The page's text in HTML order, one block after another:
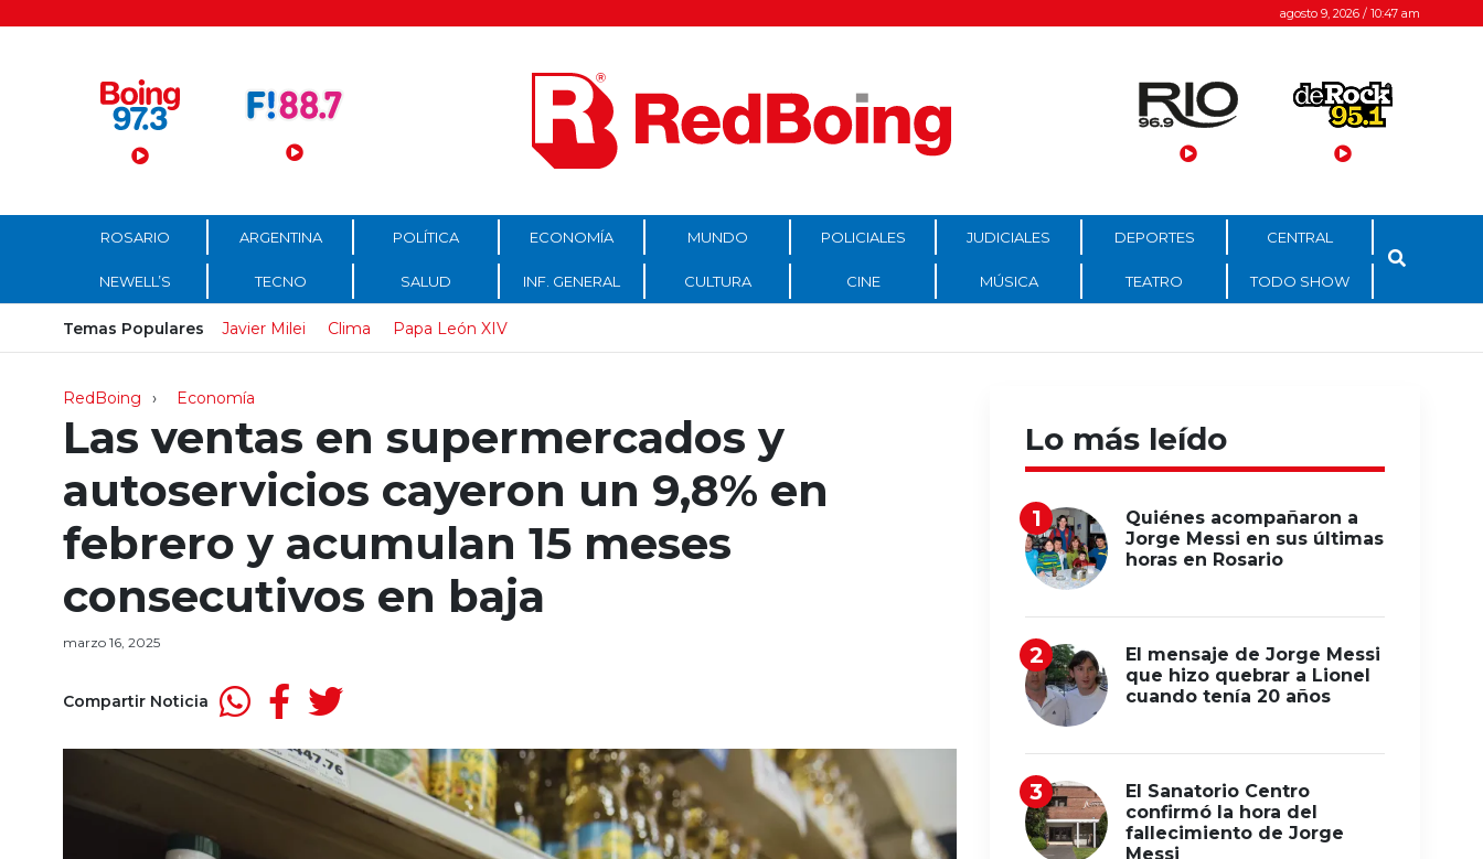
Menú Principal agosto 9, 2026 / 10:47 am
ROSARIO ARGENTINA POLÍTICA ECONOMÍA MUNDO POLICIALES JUDICIALES DEPORTES CENTRAL
NEWELL’S TECNO SALUD INF. GENERAL CULTURA CINE MÚSICA TEATRO TODO SHOW
Temas Populares Javier Milei Clima Papa León XIV
RedBoing Economía
Las ventas en supermercados y
autoservicios cayeron un 9,8% en
febrero y acumulan 15 meses
consecutivos en baja
marzo 16, 2025
Compartir Noticia
Lo más leído
Quiénes acompañaron a
Jorge Messi en sus últimas
horas en Rosario
El mensaje de Jorge Messi
que hizo quebrar a Lionel
cuando tenía 20 años
El Sanatorio Centro
confirmó la hora del
fallecimiento de Jorge
Messi